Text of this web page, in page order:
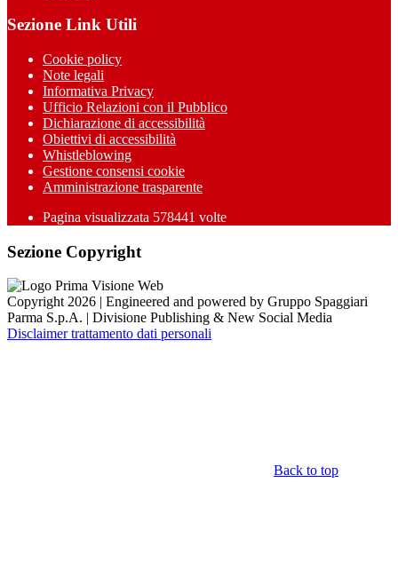
Sezione Link Utili
Cookie policy
Note legali
Informativa Privacy
Ufficio Relazioni con il Pubblico
Dichiarazione di accessibilità
Obiettivi di accessibilità
Whistleblowing
Gestione consensi cookie
Amministrazione trasparente
Pagina visualizzata 578441 volte
Sezione Copyright
Copyright 2026 | Engineered and powered by Gruppo Spaggiari
Parma S.p.A. | Divisione Publishing & New Social Media
Disclaimer trattamento dati personali
Back to top